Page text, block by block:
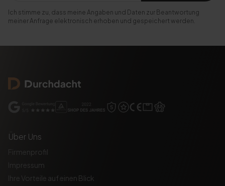
Ich stimme zu, dass meine Angaben und Daten zur Beantwortung
meiner Anfrage elektronisch erhoben und gespeichert werden.
Über Uns
Firmenprofil
Impressum
Ihre Vorteile auf einen Blick